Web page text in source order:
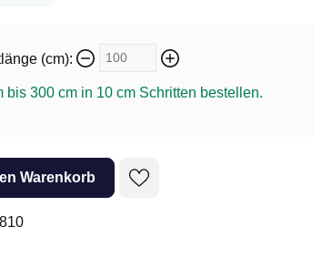
(cm):
bis 300 cm in 10 cm Schritten bestellen.
Wert ein oder benutze die Schaltflächen
Warenkorb